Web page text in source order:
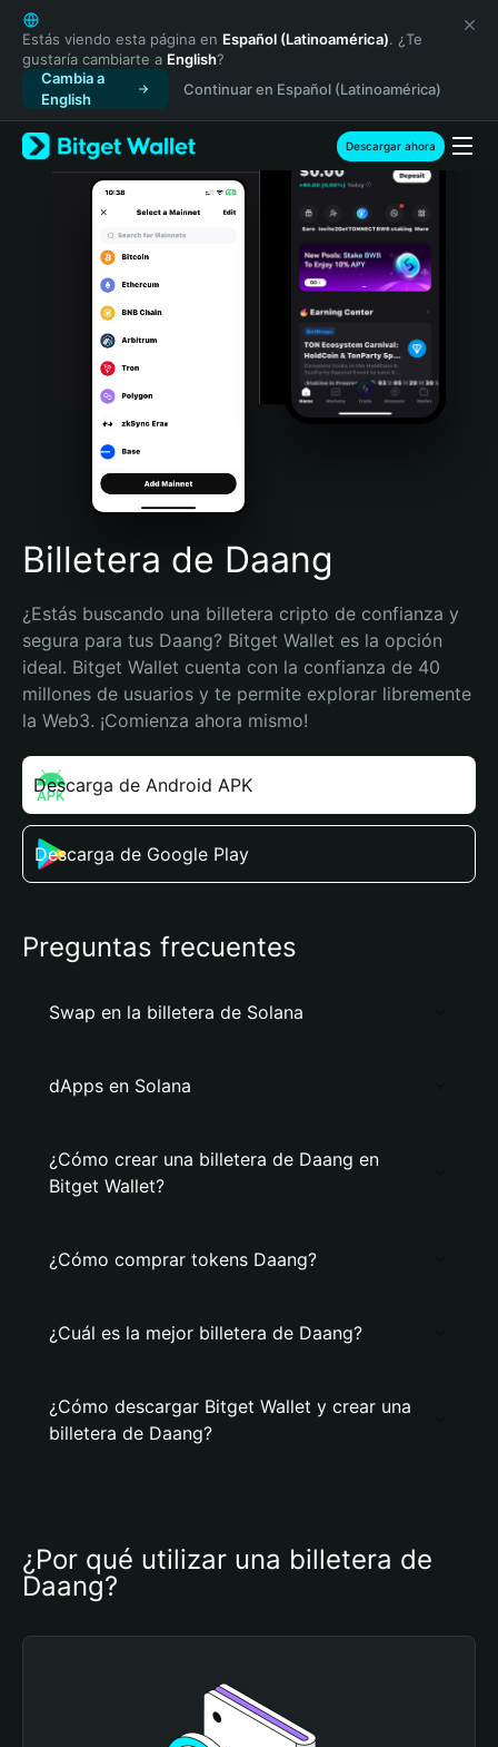
English
日本語
Tiếng Việt
Русский
Español (Latinoamérica)
Türkçe
Italiano
Português (Portugal)
Bahasa Indonesia
Português (Brasil)
Español (Argentina)
Estás viendo esta página en Español (Latinoamérica). ¿Te
gustaría cambiarte a English?
Cambia a
English
Continuar en Español (Latinoamérica)
Descargar ahora
Billetera de Daang
¿Estás buscando una billetera cripto de confianza y
segura para tus Daang? Bitget Wallet es la opción
ideal. Bitget Wallet cuenta con la confianza de 40
millones de usuarios y te permite explorar libremente
la Web3. ¡Comienza ahora mismo!
Descarga de Android APK
Descarga de Google Play
Preguntas frecuentes
Swap en la billetera de Solana
dApps en Solana
¿Cómo crear una billetera de Daang en
Bitget Wallet?
¿Cómo comprar tokens Daang?
¿Cuál es la mejor billetera de Daang?
¿Cómo descargar Bitget Wallet y crear una
billetera de Daang?
¿Por qué utilizar una billetera de
Daang?